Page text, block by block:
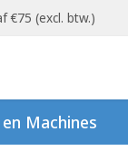
€75 (excl. btw.)
Machines